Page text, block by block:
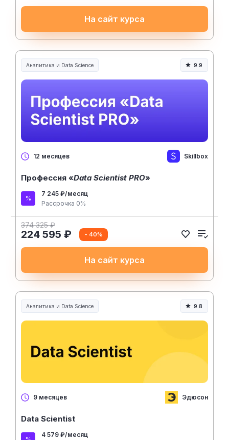
На сайт курса
Аналитика и Data Science 9.9
12 месяцев Skillbox
Профессия «Data Scientist PRO»
7 245 ₽/месяц
Рассрочка 0%
374 325 ₽
224 595 ₽ - 40%
На сайт курса
Аналитика и Data Science 9.8
9 месяцев Эдюсон
Data Scientist
4 579 ₽/месяц